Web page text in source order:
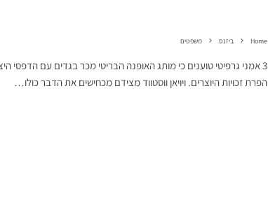
Home ביזנס משפטים
3 אמני גרפיטי טוענים כי מותג האופנה הבריטי מכר בגדים עם
הפרת זכויות היוצרים. ויויאן ווסטווד מצידם מכחישים את הדבר כולו…